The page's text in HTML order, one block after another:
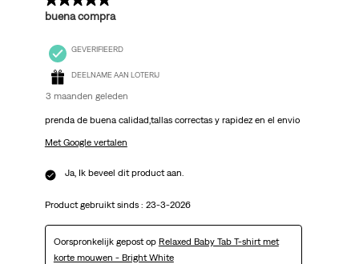
buena compra
GEVERIFIEERD
DEELNAME AAN LOTERIJ
3 maanden geleden
prenda de buena calidad,tallas correctas y rapidez en el envio
Met Google vertalen
Ja, Ik beveel dit product aan.
Product gebruikt sinds : 23-3-2026
Oorspronkelijk gepost op Relaxed Baby Tab T-shirt met
korte mouwen - Bright White